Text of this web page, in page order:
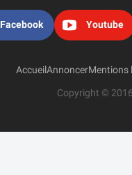
Facebook Youtube
AccueilAnnoncerMentions
Copyright ©